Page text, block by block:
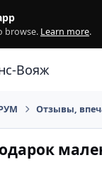
browse. Learn more.
Вояж
Отзывы,